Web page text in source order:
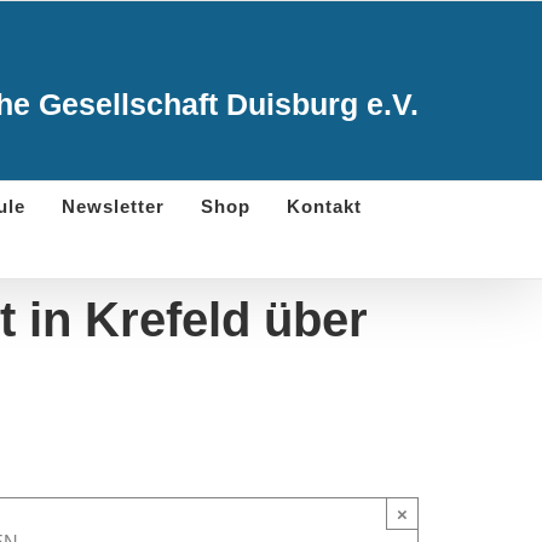
Gesellschaft Duisburg e.V.
Newsletter Shop Kontakt
in Krefeld über
×